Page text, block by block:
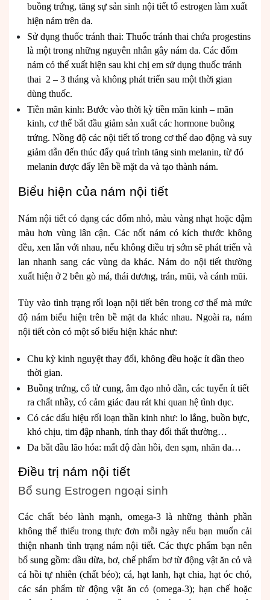
buồng trứng, tăng sự sản sinh nội tiết tố estrogen làm xuất
hiện nám trên da.
Sử dụng thuốc tránh thai: Thuốc tránh thai chứa progestins
là một trong những nguyên nhân gây nám da. Các đốm
nám có thể xuất hiện sau khi chị em sử dụng thuốc tránh
thai 2 – 3 tháng và không phát triển sau một thời gian
dùng thuốc.
Tiền mãn kinh: Bước vào thời kỳ tiền mãn kinh – mãn
kinh, cơ thể bắt đầu giảm sản xuất các hormone buồng
trứng. Nồng độ các nội tiết tố trong cơ thể dao động và suy
giảm dẫn đến thúc đẩy quá trình tăng sinh melanin, từ đó
melanin được đẩy lên bề mặt da và tạo thành nám.
Biểu hiện của nám nội tiết
Nám nội tiết có dạng các đốm nhỏ, màu vàng nhạt hoặc đậm
màu hơn vùng lân cận. Các nốt nám có kích thước không
đều, xen lẫn với nhau, nếu không điều trị sớm sẽ phát triển và
lan nhanh sang các vùng da khác. Nám do nội tiết thường
xuất hiện ở 2 bên gò má, thái dương, trán, mũi, và cánh mũi.
Tùy vào tình trạng rối loạn nội tiết bên trong cơ thể mà mức
độ nám biểu hiện trên bề mặt da khác nhau. Ngoài ra, nám
nội tiết còn có một số biểu hiện khác như:
Chu kỳ kinh nguyệt thay đổi, không đều hoặc ít dần theo
thời gian.
Buồng trứng, cổ tử cung, âm đạo nhỏ dần, các tuyến ít tiết
ra chất nhầy, có cảm giác đau rát khi quan hệ tình dục.
Có các dấu hiệu rối loạn thần kinh như: lo lắng, buồn bực,
khó chịu, tim đập nhanh, tính thay đổi thất thường…
Da bắt đầu lão hóa: mất độ đàn hồi, đen sạm, nhăn da…
Điều trị nám nội tiết
Bổ sung Estrogen ngoại sinh
Các chất béo lành mạnh, omega-3 là những thành phần
không thể thiếu trong thực đơn mỗi ngày nếu bạn muốn cải
thiện nhanh tình trạng nám nội tiết. Các thực phẩm bạn nên
bổ sung gồm: dầu dừa, bơ, chế phẩm bơ từ động vật ăn cỏ và
cá hồi tự nhiên (chất béo); cá, hạt lanh, hạt chia, hạt óc chó,
các sản phẩm từ động vật ăn cỏ (omega-3); hạn chế hoặc